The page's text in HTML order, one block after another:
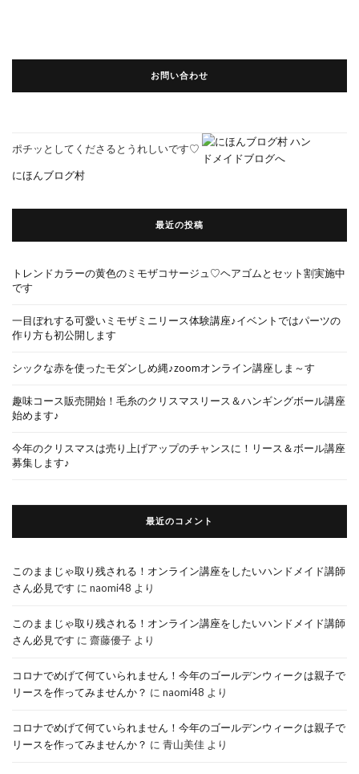
お問い合わせ
ポチッとしてくださるとうれしいです♡
にほんブログ村
最近の投稿
トレンドカラーの黄色のミモザコサージュ♡ヘアゴムとセット割実施中
です
一目ぼれする可愛いミモザミニリース体験講座♪イベントではパーツの
作り方も初公開します
シックな赤を使ったモダンしめ縄♪zoomオンライン講座しま～す
趣味コース販売開始！毛糸のクリスマスリース＆ハンギングボール講座
始めます♪
今年のクリスマスは売り上げアップのチャンスに！リース＆ボール講座
募集します♪
最近のコメント
このままじゃ取り残される！オンライン講座をしたいハンドメイド講師
さん必見です に naomi48 より
このままじゃ取り残される！オンライン講座をしたいハンドメイド講師
さん必見です に 齋藤優子 より
コロナでめげて何ていられません！今年のゴールデンウィークは親子で
リースを作ってみませんか？ に naomi48 より
コロナでめげて何ていられません！今年のゴールデンウィークは親子で
リースを作ってみませんか？ に 青山美佳 より